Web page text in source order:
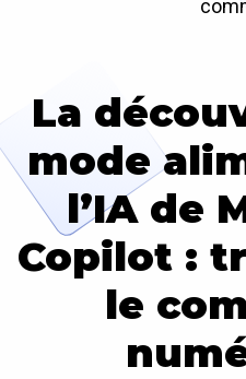
La
mode
l’IA de
Copilot :
le